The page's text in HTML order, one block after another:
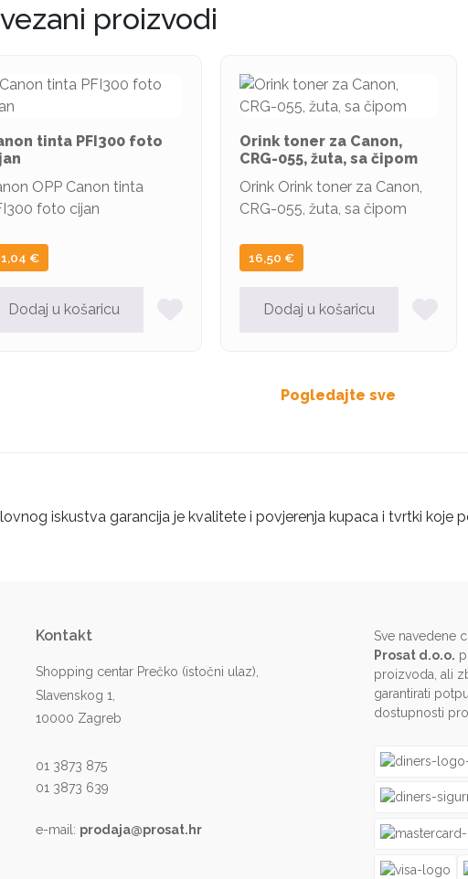
proizvodi
tinta PFI300 foto
OPP Canon tinta
foto cijan
€
Dodaj u košaricu
Orink toner za Canon,
CRG-055, žuta, sa čipom
Orink Orink toner za Canon,
CRG-055, žuta, sa čipom
16,50 €
Dodaj u košaricu
Pogledajte sve
iskustva garancija je kvalitete i povjerenja kupaca i tvrtki koje
Kontakt
Shopping centar Prečko (istočni ulaz),
Slavenskog 1,
10000 Zagreb
01 3873 875
01 3873 639
e-mail: prodaja@prosat.hr
Sve navedene
Prosat d.o.o.
proizvoda, ali
garantirati
dostupnosti